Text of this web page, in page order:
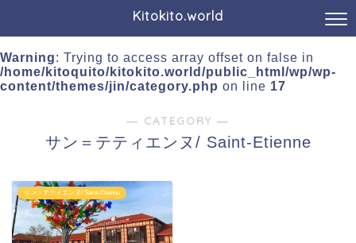
Kitokito.world
Warning: Trying to access array offset on false in
/home/kitoquito/kitokito.world/public_html/wp/wp-
content/themes/jin/category.php on line 17
― CATEGORY ―
サン＝テティエンヌ/ Saint-Etienne
サン＝テティエンヌ/ Saint-Etienne